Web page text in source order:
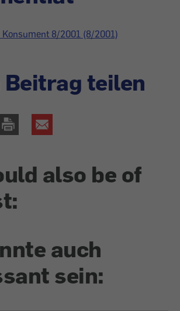
8/2001 (8/2001)
Beitrag teilen
also be of
auch
sein: